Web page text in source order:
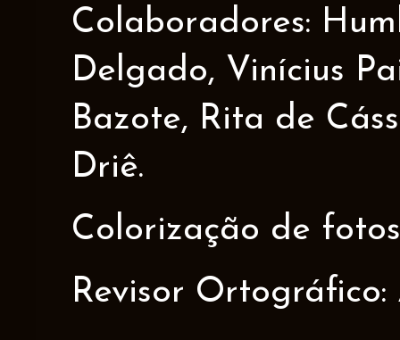
Colaboradores:
Delgado, Vinícius
Bazote, Rita de
Driê.
Colorização de
Revisor Ortográfico: